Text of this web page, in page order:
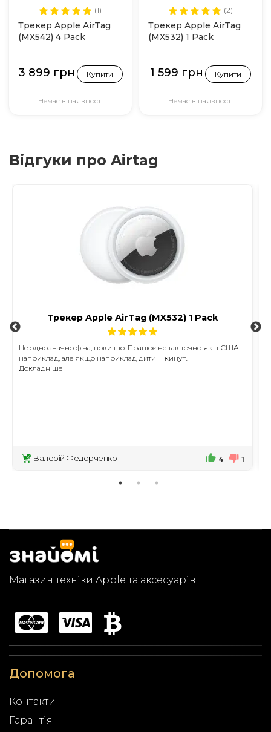
(1)
Трекер Apple AirTag
(MX542) 4 Pack
3 899 грн Купити
Немає в наявності
(2)
Трекер Apple AirTag
(MX532) 1 Pack
1 599 грн Купити
Немає в наявності
Відгуки про Airtag
Трекер Apple AirTag (MX532) 1 Pack
Це однозначно фіча, поки що. Працює не так точно як в США
наприклад, але якщо наприклад дитині кинут..
Докладніше
Валерій Федорченко 4 1
Магазин техніки Apple та аксесуарів
Допомога
Контакти
Гарантія